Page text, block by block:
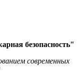
безопасность"
современных